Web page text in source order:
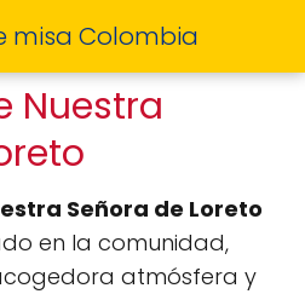
misa Colombia
Nuestra
Señora de Loreto
en la comunidad,
atmósfera y